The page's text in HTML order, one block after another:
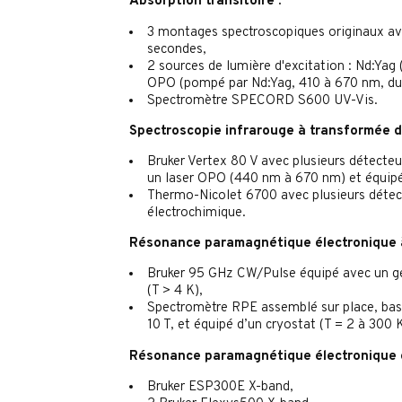
3 montages spectroscopiques originaux
secondes,
2 sources de lumière d'excitation :
OPO (pompé par Nd:Yag, 410 à 670 nm,
Spectromètre SPECORD S600 UV-Vis.
Spectroscopie infrarouge à transformée
Bruker Vertex 80 V avec plusieurs
un laser OPO (440 nm à 670 nm) et
Thermo-Nicolet 6700 avec plusieurs
électrochimique.
Résonance paramagnétique électronique
Bruker 95 GHz CW/Pulse équipé avec un
(T > 4 K),
Spectromètre RPE assemblé sur place,
10 T, et équipé d’un cryostat (T = 2 à 300
Résonance paramagnétique électronique
Bruker ESP300E X-band,